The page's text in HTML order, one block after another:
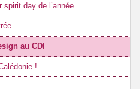
day de l’année
au CDI
!